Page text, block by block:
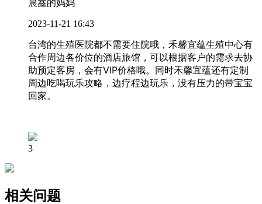
晨鑫的妈妈
2023-11-21 16:43
台湾的生殖医院都不需要住院哦，禾馨宜蕴生殖中心有
合作周边各价位的酒店旅馆，可以根据客户的需求去协
助预定客房，会有VIP价格哦。同时禾馨宜蕴还有定制
周边吃喝玩乐攻略，边疗程边玩乐，没有压力的带宝宝
回家。
3
相关问题